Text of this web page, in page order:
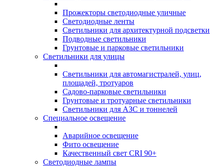
Прожекторы светодиодные уличные
Светодиодные ленты
Светильники для архитектурной подсветки
Подводные светильники
Грунтовые и парковые светильники
Светильники для улицы
Светильники для автомагистралей, улиц,
площадей, тротуаров
Садово-парковые светильники
Грунтовые и тротуарные светильники
Светильники для АЗС и тоннелей
Специальное освещение
Аварийное освещение
Фито освещение
Качественный свет CRI 90+
Светодиодные лампы